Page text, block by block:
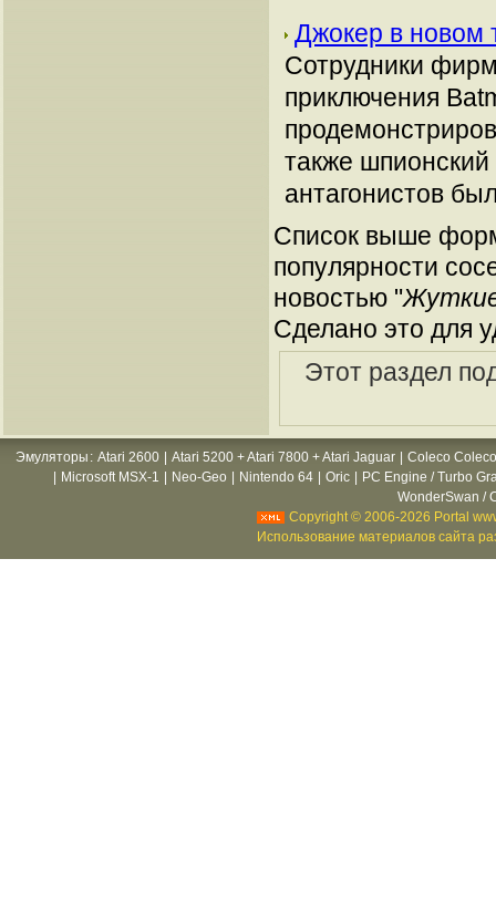
Джокер в новом
Сотрудники
приключения
также
антагонистов
Список выше
популярности
новостью "
Сделано это для
Этот раздел
Эмуляторы : Atari 2600 Atari 5200 + Atari 7800 + Atari Jaguar
Coleco
Microsoft MSX-1 Neo-Geo Nintendo 64 Oric
PC Engine / Turbo
WonderSwan /
Copyright © 2006-2026 Portal
Использование материалов сайта